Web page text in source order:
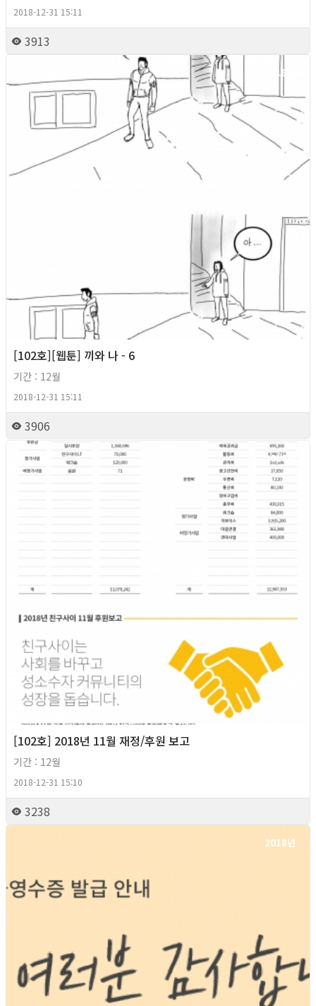
2018-12-31 15:11
3913
2018년
[102호][웹툰] 끼와 나 - 6
기간 : 12월
2018-12-31 15:11
3906
2018년
[102호] 2018년 11월 재정/후원 보고
기간 : 12월
2018-12-31 15:10
3238
2018년